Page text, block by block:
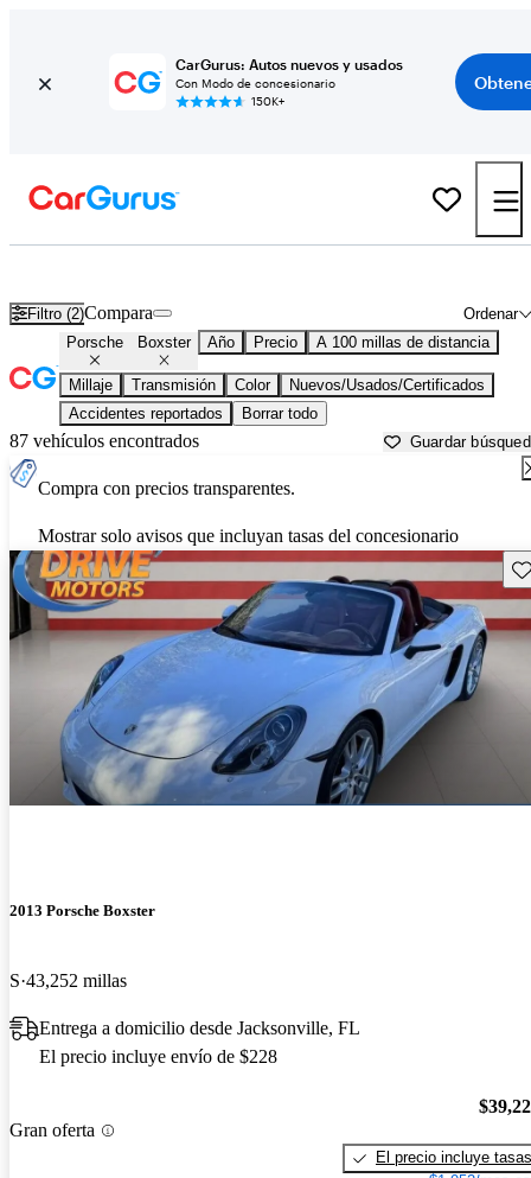
CarGurus: Autos nuevos y usados
Con Modo de concesionario
150K+
Filtro (2) Ordenar
Compara
Porsche Boxster Año Precio A 100 millas de distancia
Millaje Transmisión Color
Nuevos/Usados/Certificados
Accidentes reportados
Borrar todo
87 vehículos encontrados Guardar
Compra con precios transparentes.
Mostrar solo avisos que incluyan tasas del concesionario
2013 Porsche Boxster
S 43,252 millas
Entrega a domicilio desde Jacksonville, FL
El precio incluye envío de $228
Gran oferta
El precio incluye tasas